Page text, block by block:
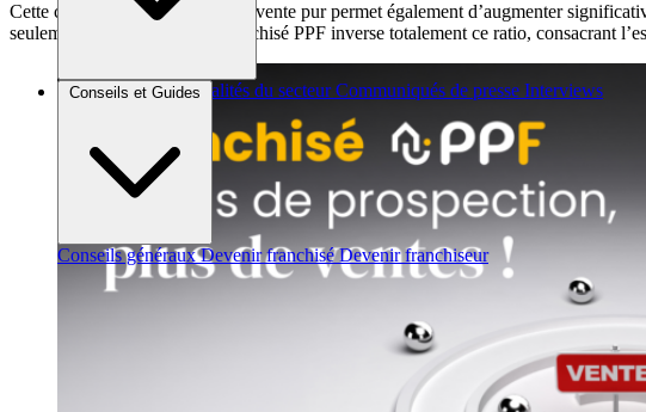
Brèves et actus Actualités du secteur Communiqués de presse Interviews
Conseils et Guides
Conseils généraux Devenir franchisé Devenir franchiseur
Cette concentration sur l’acte de vente pur permet également d’augmenter
seulement 30% à vendre, le franchisé PPF inverse totalement ce ratio, consacrant